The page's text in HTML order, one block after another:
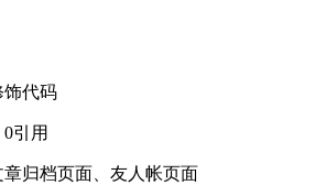
饰代码
引用
归档页面、友人帐页面